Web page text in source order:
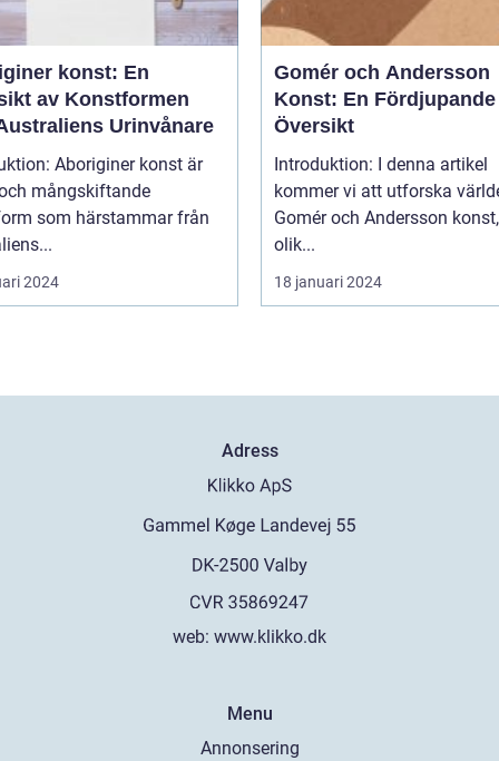
konst: En
av Konstformen
Urinvånare
Aboriginer konst är
mångskiftande
som härstammar från
2024
Gomér och Andersson
Konst: En Fördjupande
Översikt
Introduktion: I denna artikel
kommer vi att utforska
Gomér och Andersson
olik...
18 januari 2024
Adress
web: www.klikko.dk
Menu
Annonsering